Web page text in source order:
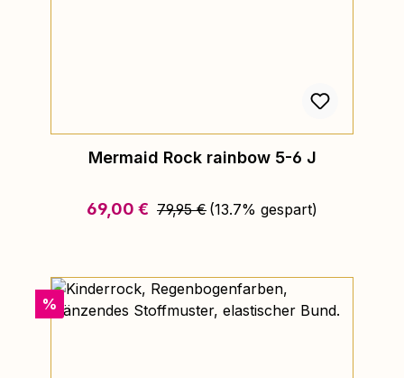
Mermaid Rock rainbow 5-6 J
Verkaufspreis:
69,00 € Regulärer Preis:
79,95 € (13.7% gespart)
Rabatt
%